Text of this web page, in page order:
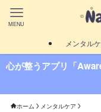
MENU
メンタル
心が整うアプリ「
ホーム メンタルケア